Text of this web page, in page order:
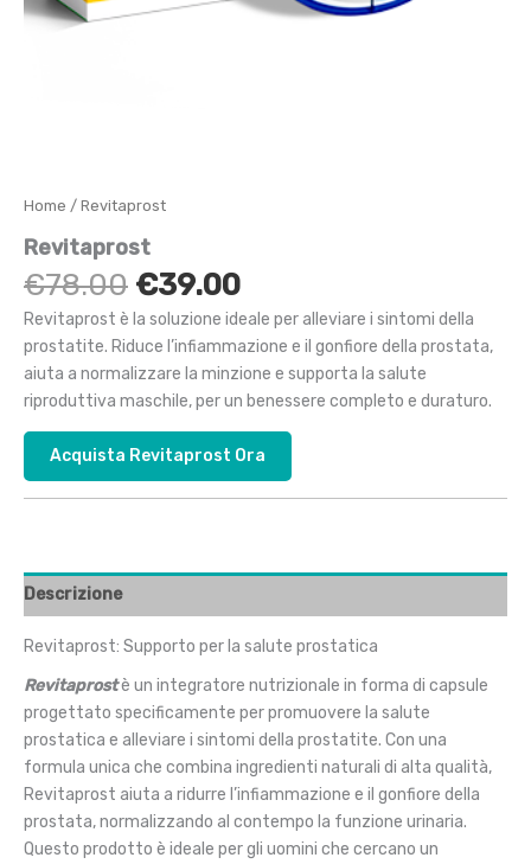
Home / Revitaprost
Revitaprost
€78.00 Il
prezzo
originale
era:
€78.00.
€39.00Il
prezzo
attuale
è:
€39.00.
Revitaprost è la soluzione ideale per alleviare i sintomi della
prostatite. Riduce l’infiammazione e il gonfiore della prostata,
aiuta a normalizzare la minzione e supporta la salute
riproduttiva maschile, per un benessere completo e duraturo.
Acquista Revitaprost Ora
Descrizione
Revitaprost: Supporto per la salute prostatica
Revitaprostè un integratore nutrizionale in forma di capsule
progettato specificamente per promuovere la salute
prostatica e alleviare i sintomi della prostatite. Con una
formula unica che combina ingredienti naturali di alta qualità,
Revitaprost aiuta a ridurre l’infiammazione e il gonfiore della
prostata, normalizzando al contempo la funzione urinaria.
Questo prodotto è ideale per gli uomini che cercano un